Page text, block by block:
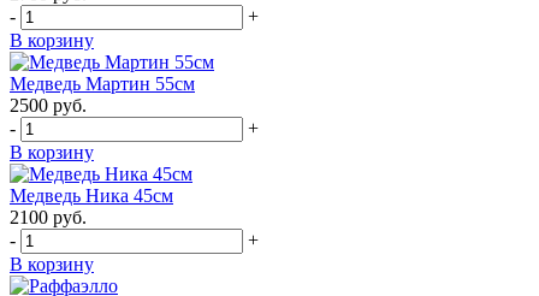
-
+
В корзину
Медведь Мартин 55см
2500 руб.
-
+
В корзину
Медведь Ника 45см
2100 руб.
-
+
В корзину